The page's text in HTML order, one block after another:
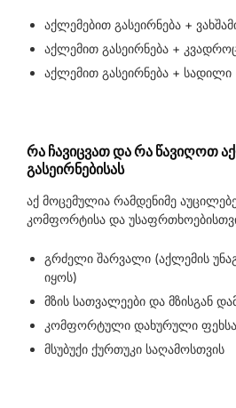
აქლემებით გასეირნება +
აქლემით გასეირნება +
აქლემით გასეირნება + სადილი
რა ჩავიცვათ და რა წავიღოთ
გასეირნებისას
აქ მოცემულია რამდენიმე
კომფორტისა და
გრძელი შარვალი (აქლემის
იყოს)
მზის სათვალეები და მზისგან
კომფორტული დახურული
მსუბუქი ქურთუკი საღამოსთვის